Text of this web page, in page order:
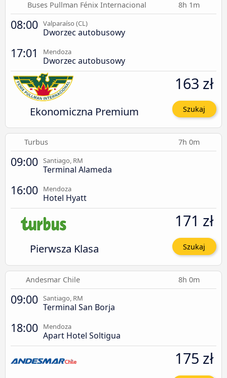
Buses Pullman Fénix Internacional 8h 1m
08:00 Valparaíso (CL)
Dworzec autobusowy
17:01 Mendoza
Dworzec autobusowy
Ekonomiczna Premium
163 zł
Szukaj
Turbus 7h 0m
09:00 Santiago, RM
Terminal Alameda
16:00 Mendoza
Hotel Hyatt
Pierwsza Klasa
171 zł
Szukaj
Andesmar Chile 8h 0m
09:00 Santiago, RM
Terminal San Borja
18:00 Mendoza
Apart Hotel Soltigua
175 zł